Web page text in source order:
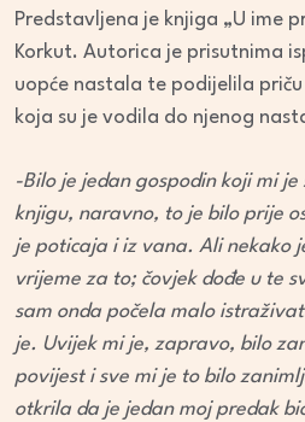
Predstavljena je knjiga „U ime
Korkut. Autorica je prisutnima
uopće nastala te podijelila
koja su je vodila do njenog
-Bilo je jedan gospodin koji mi
knjigu, naravno, to je bilo prije
je poticaja i iz vana. Ali nekako
vrijeme za to; čovjek dođe u te
sam onda počela malo
je. Uvijek mi je, zapravo, bilo
povijest i sve mi je to bilo
otkrila da je jedan moj predak